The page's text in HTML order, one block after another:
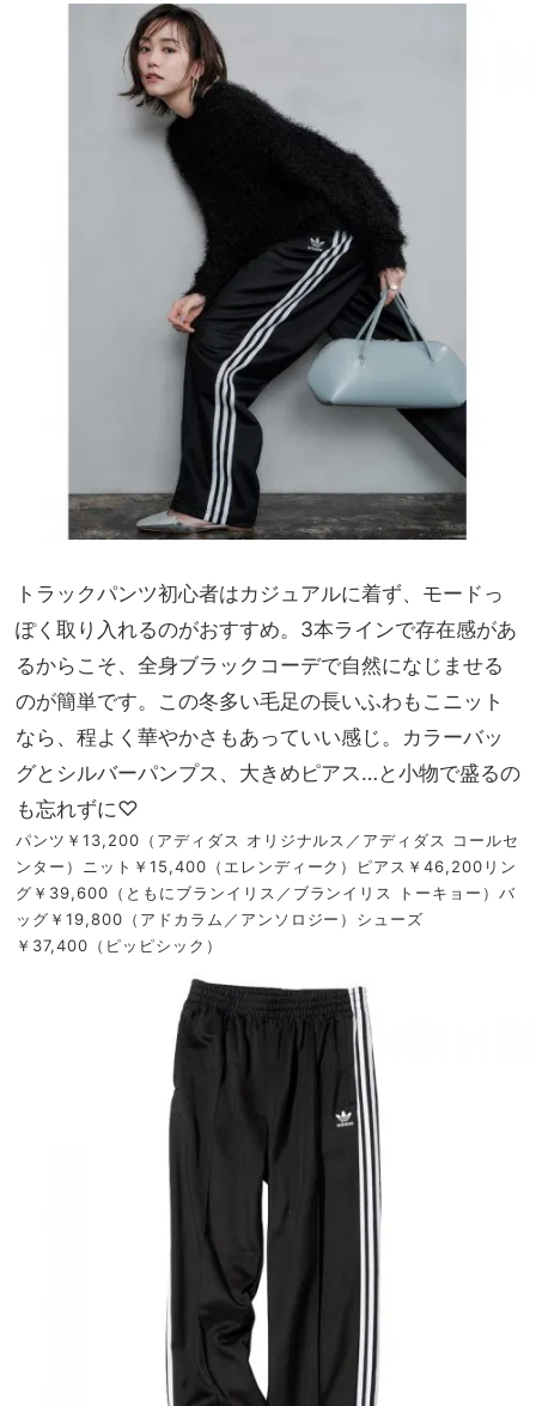
トラックパンツ初心者はカジュアルに着ず、モードっ
ぽく取り入れるのがおすすめ。3本ラインで存在感があ
るからこそ、全身ブラックコーデで自然になじませる
のが簡単です。この冬多い毛足の長いふわもこニット
なら、程よく華やかさもあっていい感じ。カラーバッ
グとシルバーパンプス、大きめピアス…と小物で盛るの
も忘れずに♡
パンツ￥13,200（アディダス オリジナルス／アディダス コールセ
ンター）ニット￥15,400（エレンディーク）ピアス￥46,200リン
グ￥39,600（ともにブランイリス／ブランイリス トーキョー）バ
ッグ￥19,800（アドカラム／アンソロジー）シューズ
￥37,400（ピッピシック）